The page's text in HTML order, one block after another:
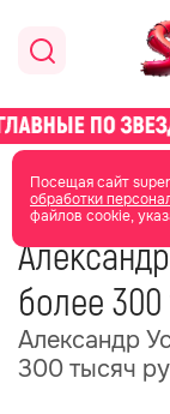
Посещая сайт
обработки
файлов cookie,
главная
03 июля 15:36
более
Александр
300 тысяч